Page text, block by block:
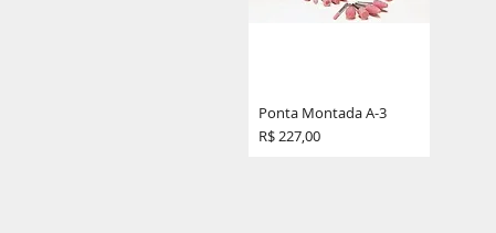
Ponta Montada A-3
Preço
R$ 227,00